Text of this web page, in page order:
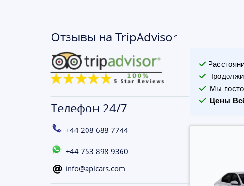
Отзывы на TripAdvisor
Телефон 24/7
+44 208 688 7744
+44 753 898 9360
info@aplcars.com
Мы
Цены